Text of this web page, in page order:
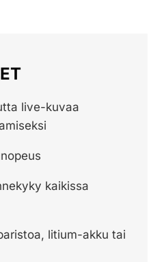
live-kuvaa
kaikissa
litium-akku tai